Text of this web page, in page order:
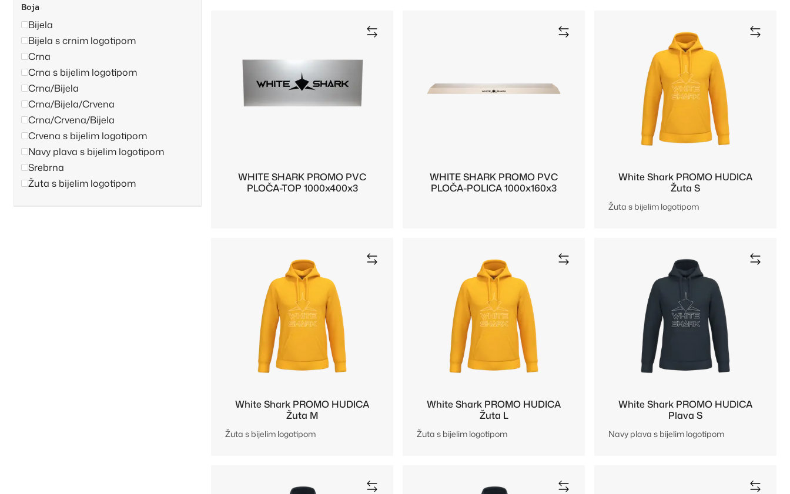
Boja
Bijela
Bijela s crnim logotipom
Crna
Crna s bijelim logotipom
Crna/Bijela
Crna/Bijela/Crvena
Crna/Crvena/Bijela
Crvena s bijelim logotipom
Navy plava s bijelim logotipom
Srebrna
Žuta s bijelim logotipom
WHITE SHARK PROMO PVC
PLOČA-TOP 1000x400x3
WHITE SHARK PROMO PVC
PLOČA-POLICA 1000x160x3
White Shark PROMO HUDICA
Žuta S
Žuta s bijelim logotipom
White Shark PROMO HUDICA
Žuta M
Žuta s bijelim logotipom
White Shark PROMO HUDICA
Žuta L
Žuta s bijelim logotipom
White Shark PROMO HUDICA
Plava S
Navy plava s bijelim logotipom